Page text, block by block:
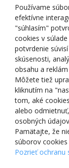
O NÁS
NAŠE
Používame
efektívne
"súhlasím"
cookies v
potvrdenie
skúsenosti,
obsahu a
Môžete tiež
kliknutím na
tom, aké
alebo
osobných
Pamätajte, že
súborov
Pozrieť ochranu